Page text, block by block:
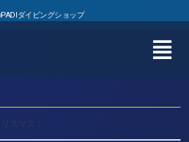
ダイビングショップ
スマス！